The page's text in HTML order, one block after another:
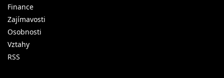
Finance
Zajímavosti
Osobnosti
Vztahy
RSS